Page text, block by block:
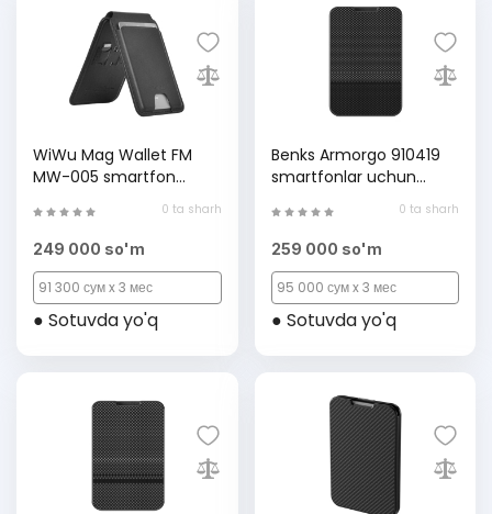
WiWu Mag Wallet FM
MW-005 smartfon
uchun tirgakli magnit
hamyon-kartholder ,
Black
0 ta sharh
249 000 so'm
91 300 сум x 3 мес
● Sotuvda yo'q
Benks Armorgo 910419
smartfonlar uchun
0 ta sharh
259 000 so'm
95 000 сум x 3 мес
● Sotuvda yo'q